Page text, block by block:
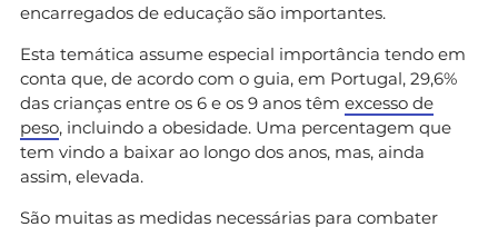
encarregados de educação são importantes.
Esta temática assume especial importância tendo em
conta que, de acordo com o guia, em Portugal, 29,6%
das crianças entre os 6 e os 9 anos têm excesso de
peso, incluindo a obesidade. Uma percentagem que
tem vindo a baixar ao longo dos anos, mas, ainda
assim, elevada.
São muitas as medidas necessárias para combater